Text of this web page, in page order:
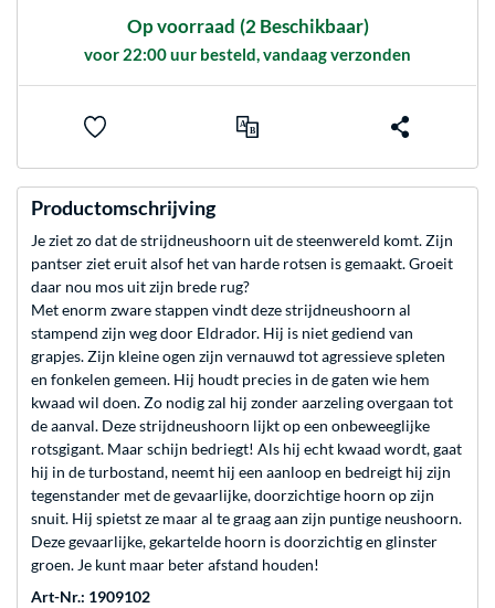
Op voorraad (2 Beschikbaar)
voor 22:00 uur besteld, vandaag verzonden
Productomschrijving
Je ziet zo dat de strijdneushoorn uit de steenwereld komt. Zijn
pantser ziet eruit alsof het van harde rotsen is gemaakt. Groeit
daar nou mos uit zijn brede rug?
Met enorm zware stappen vindt deze strijdneushoorn al
stampend zijn weg door Eldrador. Hij is niet gediend van
grapjes. Zijn kleine ogen zijn vernauwd tot agressieve spleten
en fonkelen gemeen. Hij houdt precies in de gaten wie hem
kwaad wil doen. Zo nodig zal hij zonder aarzeling overgaan tot
de aanval. Deze strijdneushoorn lijkt op een onbeweeglijke
rotsgigant. Maar schijn bedriegt! Als hij echt kwaad wordt, gaat
hij in de turbostand, neemt hij een aanloop en bedreigt hij zijn
tegenstander met de gevaarlijke, doorzichtige hoorn op zijn
snuit. Hij spietst ze maar al te graag aan zijn puntige neushoorn.
Deze gevaarlijke, gekartelde hoorn is doorzichtig en glinster
groen. Je kunt maar beter afstand houden!
Art-Nr.: 1909102